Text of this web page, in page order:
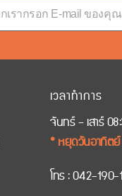
เวลาทำการ
จันทร์ – เสาร์
* หยุดวันอาทิตย์
โทร :042-190-